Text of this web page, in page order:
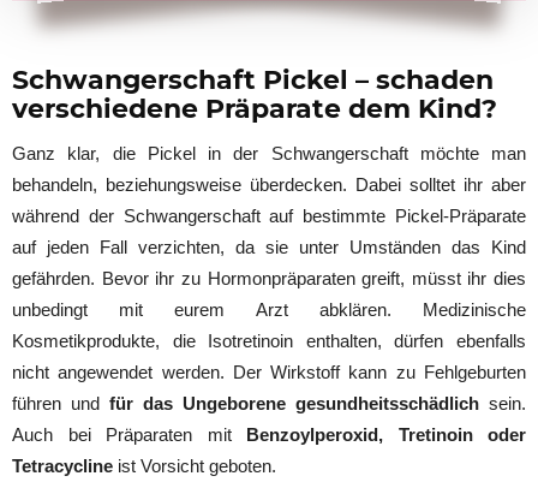
Schwangerschaft Pickel – schaden
verschiedene Präparate dem Kind?
Ganz klar, die Pickel in der Schwangerschaft möchte man
behandeln, beziehungsweise überdecken. Dabei solltet ihr aber
während der Schwangerschaft auf bestimmte Pickel-Präparate
auf jeden Fall verzichten, da sie unter Umständen das Kind
gefährden. Bevor ihr zu Hormonpräparaten greift, müsst ihr dies
unbedingt mit eurem Arzt abklären. Medizinische
Kosmetikprodukte, die Isotretinoin enthalten, dürfen ebenfalls
nicht angewendet werden. Der Wirkstoff kann zu Fehlgeburten
führen und für das Ungeborene gesundheitsschädlich sein.
Auch bei Präparaten mit Benzoylperoxid, Tretinoin oder
Tetracycline ist Vorsicht geboten.